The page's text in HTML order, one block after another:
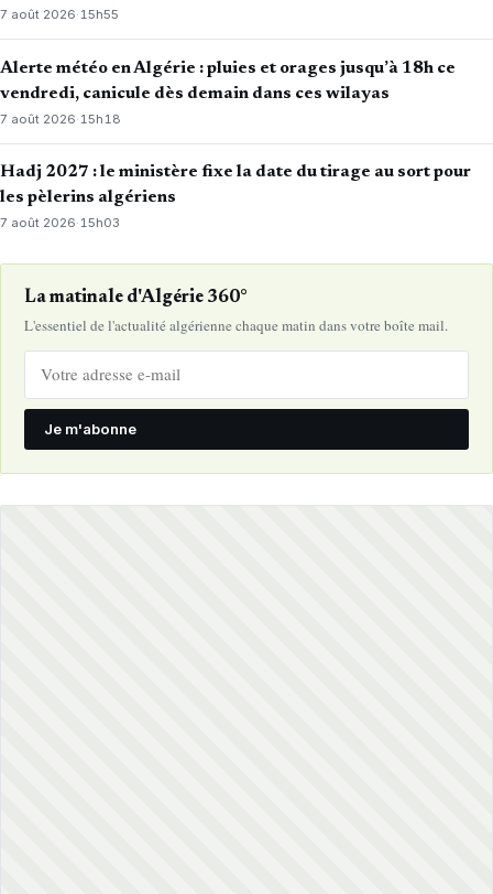
7 août 2026·15h55
Alerte météo en Algérie : pluies et orages jusqu’à 18h ce
vendredi, canicule dès demain dans ces wilayas
7 août 2026· 15h18
Hadj 2027 : le ministère fixe la date du tirage au sort pour
les pèlerins algériens
7 août 2026·15h03
La matinale d'Algérie 360°
L'essentiel de l'actualité algérienne chaque matin dans votre boîte mail.
Je m'abonne